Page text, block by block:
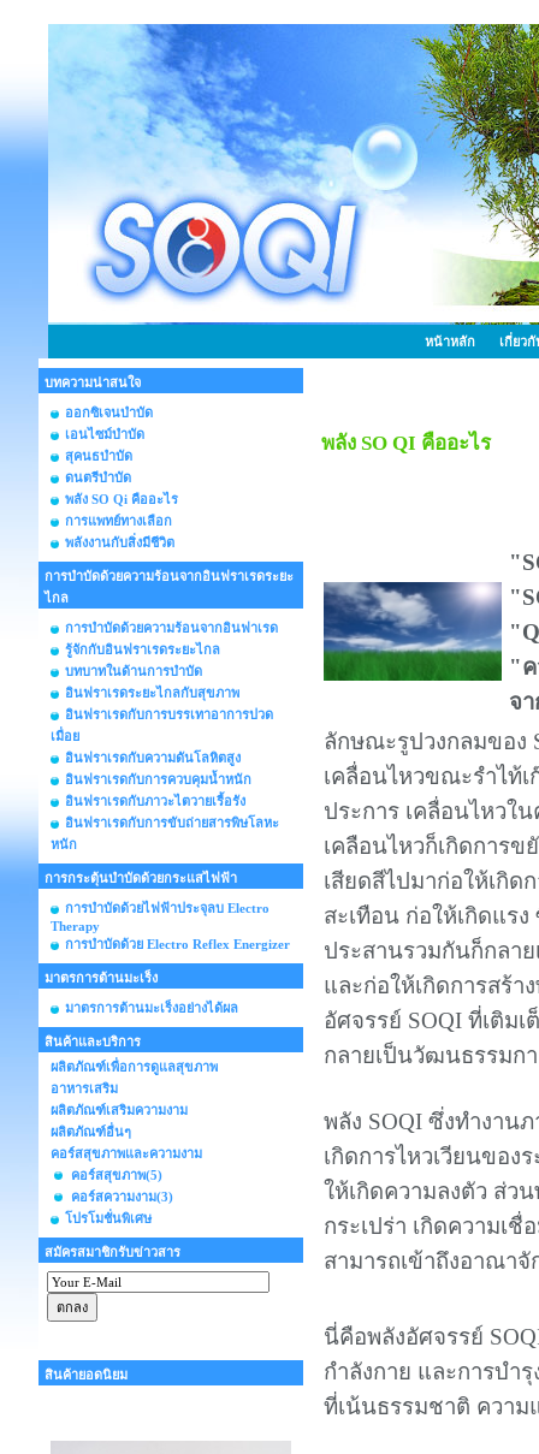
หน้าหลัก เกี่ยวกั
บทความน่าสนใจ
ออกซิเจนบำบัด
เอนไซม์บำบัด
สุคนธบำบัด
ดนตรีบำบัด
พลัง SO Qi คืออะไร
การแพทย์ทางเลือก
พลังงานกับสิ่งมีชีวิต
การบำบัดด้วยความร้อนจากอินฟราเรดระยะ
ไกล
การบำบัดด้วยความร้อนจากอินฟาเรด
รู้จักกับอินฟราเรดระยะไกล
บทบาทในด้านการบำบัด
อินฟราเรดระยะไกลกับสุขภาพ
อินฟราเรดกับการบรรเทาอาการปวด
เมื่อย
อินฟราเรดกับความดันโลหิตสูง
อินฟราเรดกับการควบคุมน้ำหนัก
อินฟราเรดกับภาวะไตวายเรื้อรัง
อินฟราเรดกับการขับถ่ายสารพิษโลหะ
หนัก
การกระตุ้นบำบัดด้วยกระแสไฟฟ้า
การบำบัดด้วยไฟฟ้าประจุลบ Electro
Therapy
การบำบัดด้วย Electro Reflex Energizer
มาตรการต้านมะเร็ง
มาตรการต้านมะเร็งอย่างได้ผล
สินค้าและบริการ
ผลิตภัณฑ์เพื่อการดูแลสุขภาพ
อาหารเสริม
ผลิตภัณฑ์เสริมความงาม
ผลิตภัณฑ์อื่นๆ
คอร์สสุขภาพและความงาม
คอร์สสุขภาพ(5)
คอร์สความงาม(3)
โปรโมชั่นพิเศษ
สมัครสมาชิกรับข่าวสาร
สินค้ายอดนิยม
พลัง SO QI คืออะไร
"ค
จ
ลักษณะรูปวงกลมของ
เคลื่อนไหวขณะรำไท้
ประการ เคลื่อนไหวใ
เคลือนไหวก็เกิดการข
เสียดสีไปมาก่อให้เกิด
สะเทือน ก่อให้เกิดแร
ประสานรวมกันก็กลา
และก่อให้เกิดการสร้า
อัศจรรย์ SOQI ที่เติม
กลายเป็นวัฒนธรรม
พลัง SOQI ซึ่งทำงาน
เกิดการไหวเวียนของ
ให้เกิดความลงตัว ส่ว
กระเปร่า เกิดความเ
สามารถเข้าถึงอาณา
นี่คือพลังอัศจรรย์
กำลังกาย และการบ
ที่เน้นธรรมชาติ ความ